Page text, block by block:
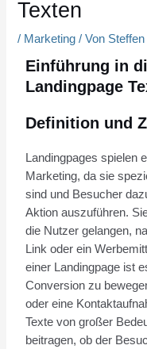
Texten
/ Marketing / Von Steffen
Einführung in
Landingpage
Definition und
Landingpages spielen
Marketing, da sie
sind und Besucher
Aktion auszuführen.
die Nutzer gelangen,
Link oder ein
einer Landingpage ist
Conversion zu
oder eine
Texte von großer
beitragen, ob der